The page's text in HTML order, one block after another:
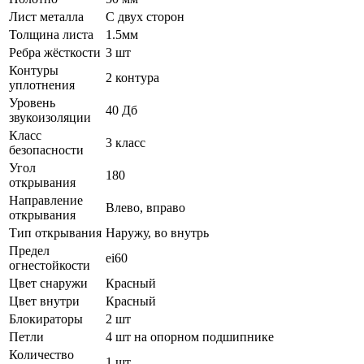
Лист металла
С двух сторон
Толщина листа
1.5мм
Ребра жёсткости 3 шт
Контуры
уплотнения
2 контура
Уровень
звукоизоляции
40 Дб
Класс
безопасности
3 класс
Угол
открывания
180
Направление
открывания
Влево, вправо
Тип открывания Наружу, во внутрь
Предел
огнестойкости
ei60
Цвет снаружи
Красный
Цвет внутри
Красный
Блокираторы
2 шт
Петли
4 шт на опорном подшипнике
Количество